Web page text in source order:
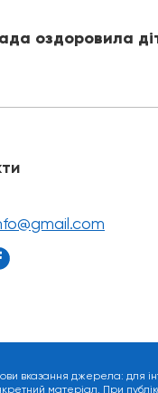
оздоровила
вказання джерела: для
матеріал. При